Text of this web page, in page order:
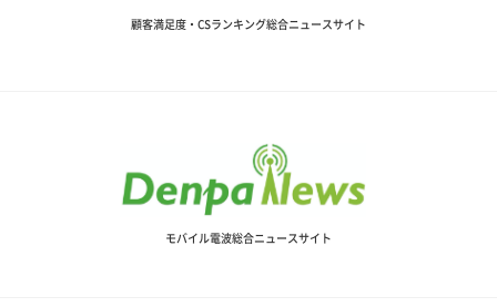
顧客満足度・CSランキング総合ニュースサイト
モバイル電波総合ニュースサイト